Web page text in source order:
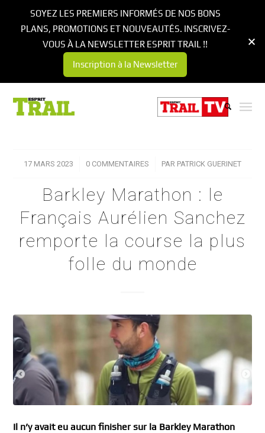
17 MARS 2023
/ 0 COMMENTAIRES
/ PAR PATRICK GUERINET
Barkley Marathon : le
Français Aurélien Sanchez
remporte la course la plus
folle du monde
Il n’y avait eu aucun finisher sur la Barkley Marathon
SOYEZ LES PREMIERS INFORMÉS DE NOS BONS
PLANS, PROMOTIONS ET NOUVEAUTÉS. INSCRIVEZ-
VOUS À LA NEWSLETTER ESPRIT TRAIL !!
Inscription à la Newsletter